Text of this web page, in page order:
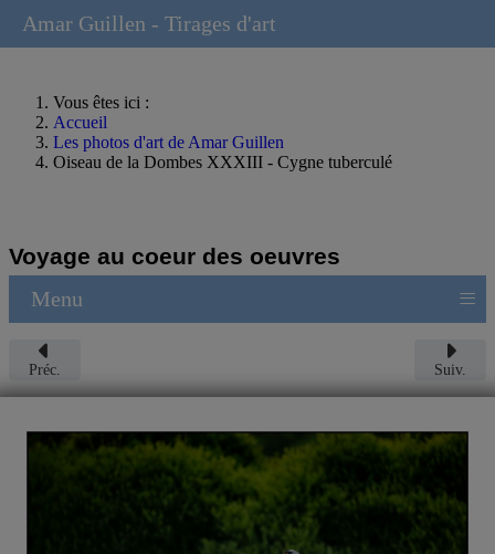
Vous êtes ici :
Accueil
Les photos d'art de Amar Guillen
Oiseau de la Dombes XXXIII - Cygne tuberculé
Voyage au coeur des oeuvres
Menu ≡
Préc. Suiv.
Amar Guillen - Tirages d'art